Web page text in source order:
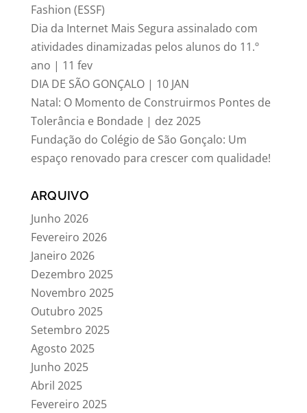
Fashion (ESSF)
Dia da Internet Mais Segura assinalado com
atividades dinamizadas pelos alunos do 11.º
ano | 11 fev
DIA DE SÃO GONÇALO | 10 JAN
Natal: O Momento de Construirmos Pontes de
Tolerância e Bondade | dez 2025
Fundação do Colégio de São Gonçalo: Um
espaço renovado para crescer com qualidade!
ARQUIVO
Junho 2026
Fevereiro 2026
Janeiro 2026
Dezembro 2025
Novembro 2025
Outubro 2025
Setembro 2025
Agosto 2025
Junho 2025
Abril 2025
Fevereiro 2025